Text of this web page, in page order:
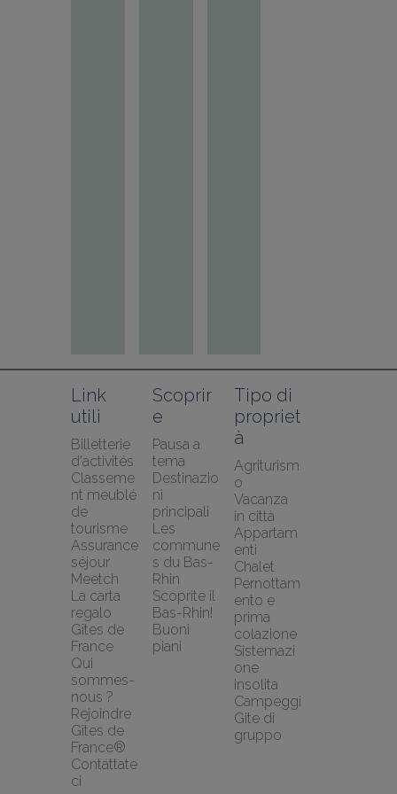
Link
utili
Billetterie
d'activités
Classeme
nt meublé
de
tourisme
Assurance
séjour
Meetch
La carta
regalo
Gîtes de
France
Qui
sommes-
nous ?
Rejoindre
Gîtes de
France®
Contattate
ci
Scoprir
e
Pausa a
tema
Destinazio
ni
principali
Les
commune
s du Bas-
Rhin
Scoprite il
Bas-Rhin!
Buoni
piani
Tipo di
propriet
à
Agriturism
o
Vacanza
in città
Appartam
enti
Chalet
Pernottam
ento e
prima
colazione
Sistemazi
one
insolita
Campeggi
Gite di
gruppo